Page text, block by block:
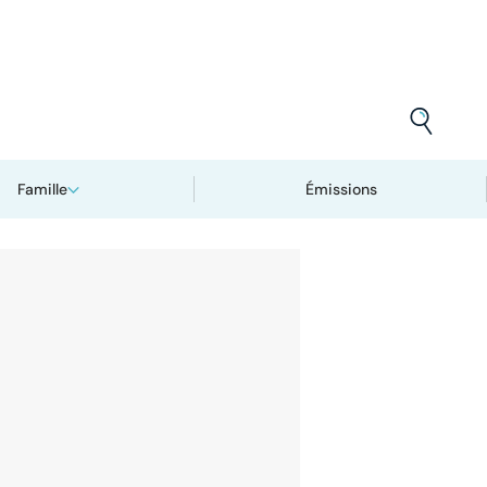
Famille Émissions